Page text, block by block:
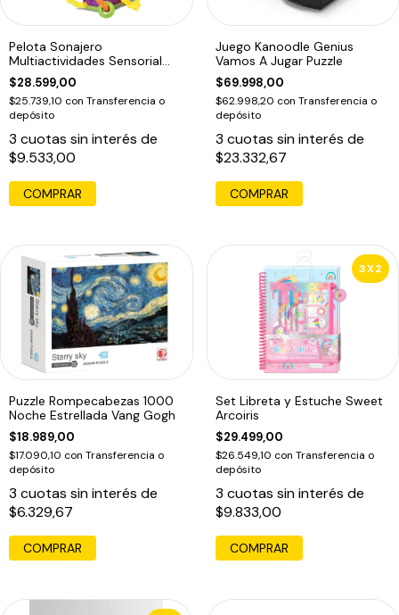
Pelota Sonajero
Multiactividades Sensorial
Bebe Prono Espejo Multicolor
$28.599,00
$25.739,10 con Transferencia o
depósito
3 cuotas sin interés de
$9.533,00
Juego Kanoodle Genius
Vamos A Jugar Puzzle
$69.998,00
$62.998,20 con Transferencia o
depósito
3 cuotas sin interés de
$23.332,67
COMPRAR
Puzzle Rompecabezas 1000
Noche Estrellada Vang Gogh
$18.989,00
$17.090,10 con Transferencia o
depósito
3 cuotas sin interés de
$6.329,67
3X2
Set Libreta y Estuche Sweet
Arcoiris
$29.499,00
$26.549,10 con Transferencia o
depósito
3 cuotas sin interés de
$9.833,00